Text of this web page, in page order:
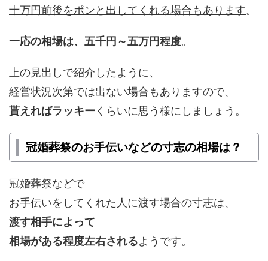
十万円前後をポンと出してくれる場合もあります。
一応の相場は、五千円～五万円程度。
上の見出しで紹介したように、
経営状況次第では出ない場合もありますので、
貰えればラッキーくらいに思う様にしましょう。
冠婚葬祭のお手伝いなどの寸志の相場は？
冠婚葬祭などで
お手伝いをしてくれた人に渡す場合の寸志は、
渡す相手によって
相場がある程度左右されるようです。